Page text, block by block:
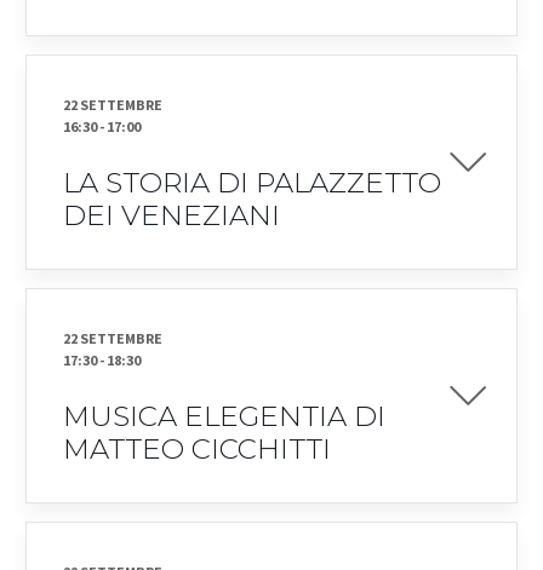
22 SETTEMBRE
16:30- 17:00
LA STORIA DI PALAZZETTO
DEI VENEZIANI
22 SETTEMBRE
17:30- 18:30
MUSICA ELEGENTIA DI
MATTEO CICCHITTI